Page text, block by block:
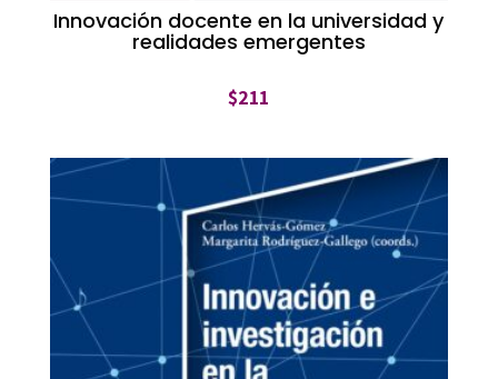
Innovación docente en la universidad y
realidades emergentes
$211